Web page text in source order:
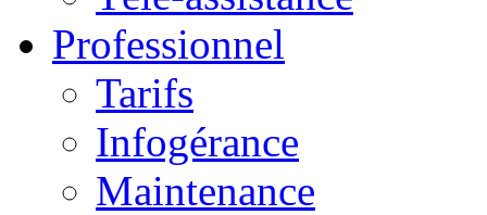
Professionnel
Tarifs
Infogérance
Maintenance